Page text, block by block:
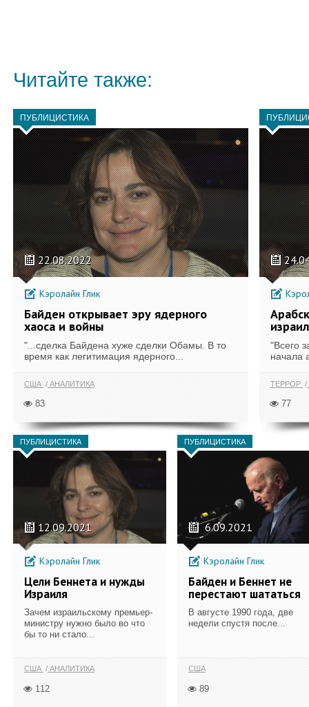
Читайте также:
ПУБЛИЦИСТИКА
22.08.2022
Кэролайн Глик
Байден открывает эру ядерного
хаоса и войны
"...сделка Байдена хуже сделки Обамы. В то
время как легитимация ядерного...
США АНАЛИТИКА
83
"Всего
начала
ТЕРРОР
77
ПУБЛИЦИСТИКА
12.09.2021
Кэролайн Глик
Цели Беннета и нужды
Израиля
Зачем израильскому премьер-
министру нужно было во что
бы то ни стало...
США АНАЛИТИКА
112
ПУБЛИЦИСТИКА
6.09.2021
Кэролайн Глик
Байден и Беннет не
перестают шататься
В августе 1990 года, две
недели спустя после...
США
89